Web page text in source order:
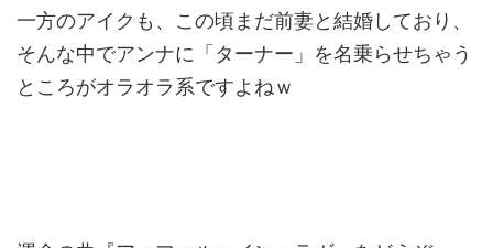
一方のアイクも、この頃まだ前妻と結婚しており、
そんな中でアンナに「ターナー」を名乗らせちゃう
ところがオラオラ系ですよねｗ